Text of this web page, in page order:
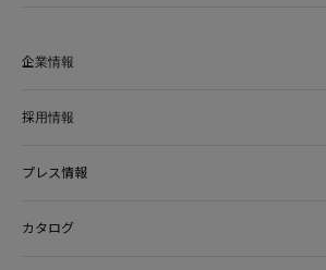
企業情報
採用情報
プレス情報
カタログ